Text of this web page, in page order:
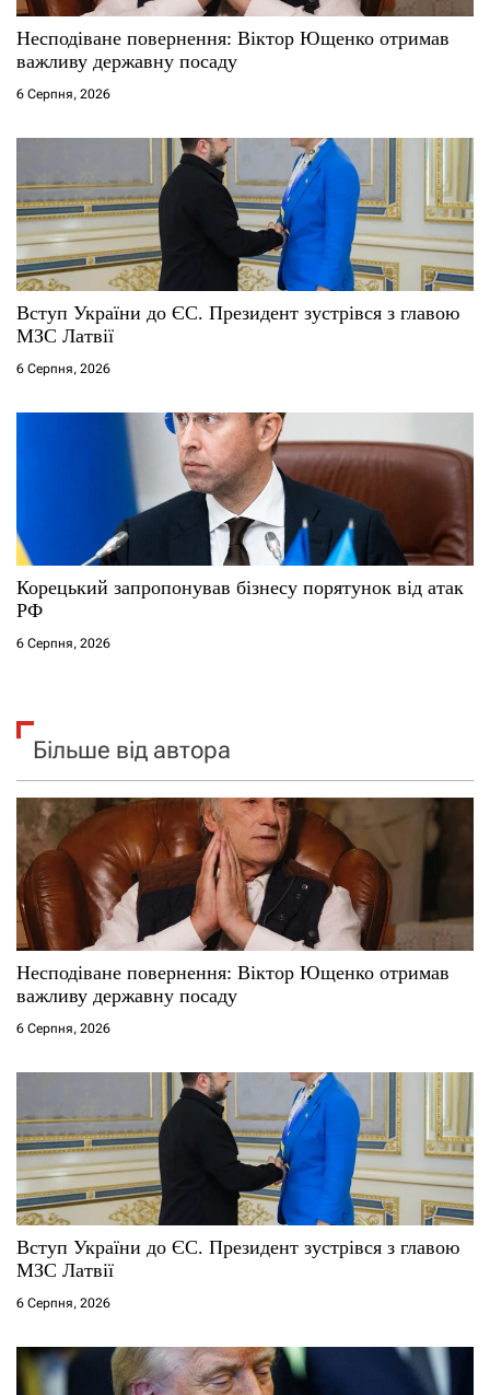
с
і
в
Несподіване повернення: Віктор Ющенко отримав
важливу державну посаду
6 Серпня, 2026
Вступ України до ЄС. Президент зустрівся з главою
МЗС Латвії
6 Серпня, 2026
Корецький запропонував бізнесу порятунок від атак
РФ
6 Серпня, 2026
Більше від автора
Несподіване повернення: Віктор Ющенко отримав
важливу державну посаду
6 Серпня, 2026
Вступ України до ЄС. Президент зустрівся з главою
МЗС Латвії
6 Серпня, 2026